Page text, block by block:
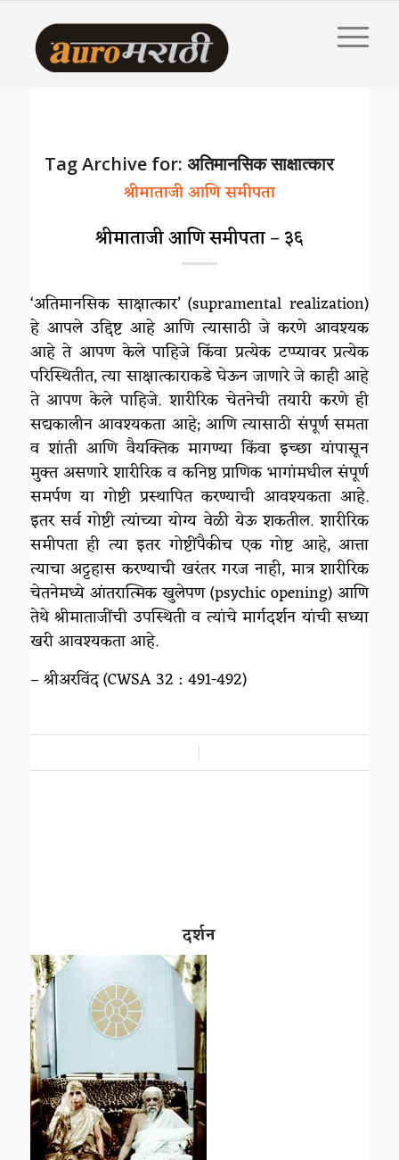
Tag Archive for: अतिमानसिक साक्षात्कार
श्रीमाताजी आणि समीपता
श्रीमाताजी आणि समीपता – ३६
‘अतिमानसिक साक्षात्कार’ (supramental realization)
हे आपले उद्दिष्ट आहे आणि त्यासाठी जे करणे आवश्यक
आहे ते आपण केले पाहिजे किंवा प्रत्येक टप्प्यावर प्रत्येक
परिस्थितीत, त्या साक्षात्काराकडे घेऊन जाणारे जे काही आहे
ते आपण केले पाहिजे. शारीरिक चेतनेची तयारी करणे ही
सद्यकालीन आवश्यकता आहे; आणि त्यासाठी संपूर्ण समता
व शांती आणि वैयक्तिक मागण्या किंवा इच्छा यांपासून
मुक्त असणारे शारीरिक व कनिष्ठ प्राणिक भागांमधील संपूर्ण
समर्पण या गोष्टी प्रस्थापित करण्याची आवश्यकता आहे.
इतर सर्व गोष्टी त्यांच्या योग्य वेळी येऊ शकतील. शारीरिक
समीपता ही त्या इतर गोष्टींपैकीच एक गोष्ट आहे, आत्ता
त्याचा अट्टहास करण्याची खरंतर गरज नाही, मात्र शारीरिक
चेतनेमध्ये आंतरात्मिक खुलेपण (psychic opening) आणि
तेथे श्रीमाताजींची उपस्थिती व त्यांचे मार्गदर्शन यांची सध्या
खरी आवश्यकता आहे.
– श्रीअरविंद (CWSA 32 : 491-492)
दर्शन